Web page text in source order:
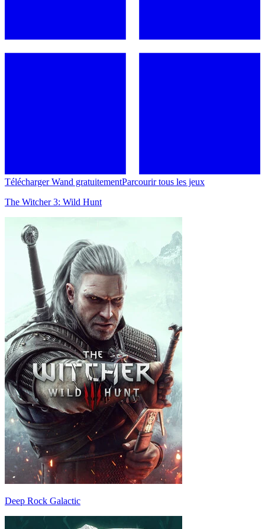
Télécharger Wand gratuitementParcourir tous les jeux
The Witcher 3: Wild Hunt
Deep Rock Galactic